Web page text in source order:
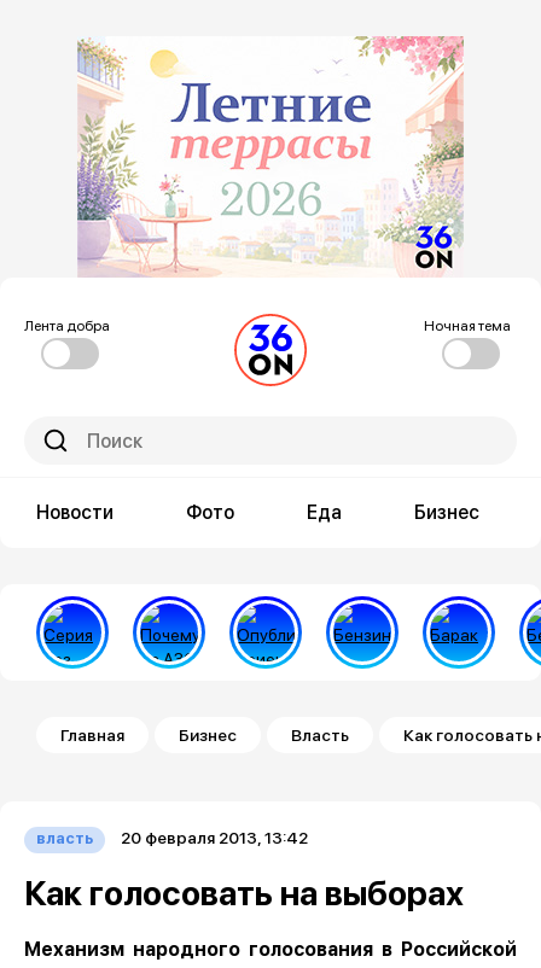
Лента добра Ночная тема
Новости Фото Еда Бизнес
Строка навигации
Главная Бизнес Власть Как голосовать
власть 20 февраля 2013, 13:42
Как голосовать на выборах
Механизм народного голосования в Российской